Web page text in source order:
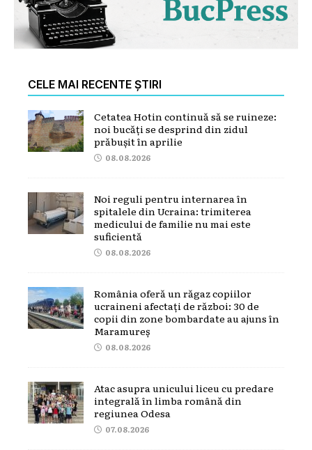
CELE MAI RECENTE ȘTIRI
Cetatea Hotin continuă să se ruineze:
noi bucăți se desprind din zidul
prăbușit în aprilie
08.08.2026
Noi reguli pentru internarea în
spitalele din Ucraina: trimiterea
medicului de familie nu mai este
suficientă
08.08.2026
România oferă un răgaz copiilor
ucraineni afectați de război: 30 de
copii din zone bombardate au ajuns în
Maramureș
08.08.2026
Atac asupra unicului liceu cu predare
integrală în limba română din
regiunea Odesa
07.08.2026